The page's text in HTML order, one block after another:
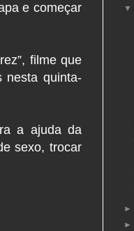
e começar
filme que
nesta quinta-
a ajuda da
sexo, trocar
▼
►
►